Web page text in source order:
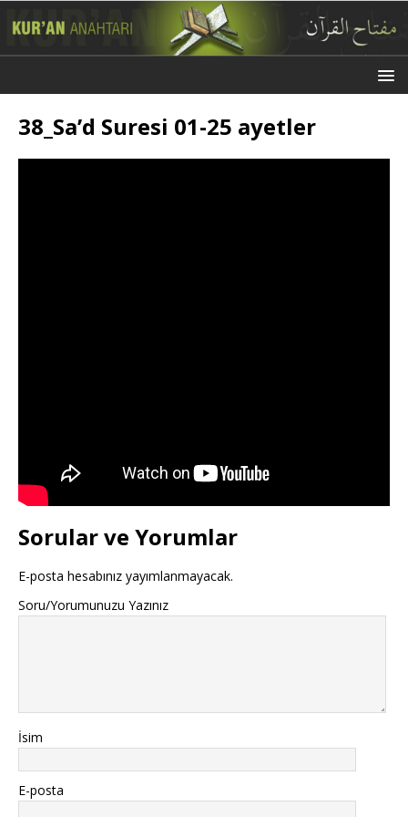
38_Sa’d Suresi 01-25 ayetler
Sorular ve Yorumlar
E-posta hesabınız yayımlanmayacak.
Soru/Yorumunuzu Yazınız
İsim
E-posta